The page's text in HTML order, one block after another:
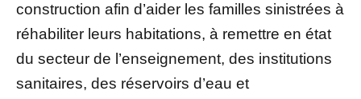
construction afin d’aider les familles sinistrées à
réhabiliter leurs habitations, à remettre en état
du secteur de l’enseignement, des institutions
sanitaires, des réservoirs d’eau et